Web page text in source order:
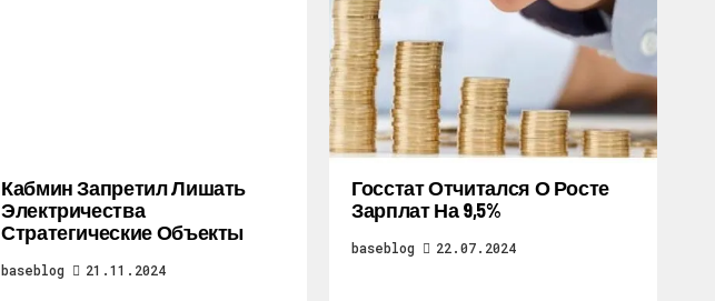
Кабмин Запретил Лишать
Электричества
Стратегические Объекты
baseblog 21.11.2024
Госстат Отчитался О Росте
Зарплат На 9,5%
baseblog 22.07.2024